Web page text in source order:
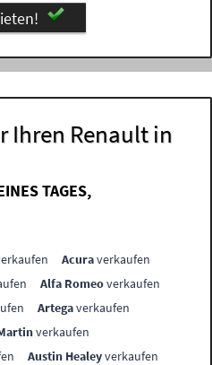
Ihren Renault in
TAGES,
Acuraverkaufen
Alfa Romeoverkaufen
Artegaverkaufen
verkaufen
Austin Healeyverkaufen